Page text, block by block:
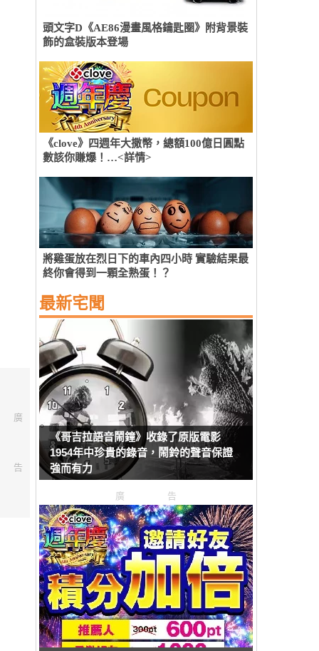
廣
告
頭文字D《AE86漫畫風格鑰匙圈》附背景裝
飾的盒裝版本登場
《clove》四週年大撒幣，總額100億日圓點
數該你賺爆！…<詳情>
將雞蛋放在烈日下的車內四小時 實驗結果最
終你會得到一顆全熟蛋！？
最新宅聞
《哥吉拉語音鬧鐘》收錄了原版電影
1954年中珍貴的錄音，鬧鈴的聲音保證
強而有力
廣告